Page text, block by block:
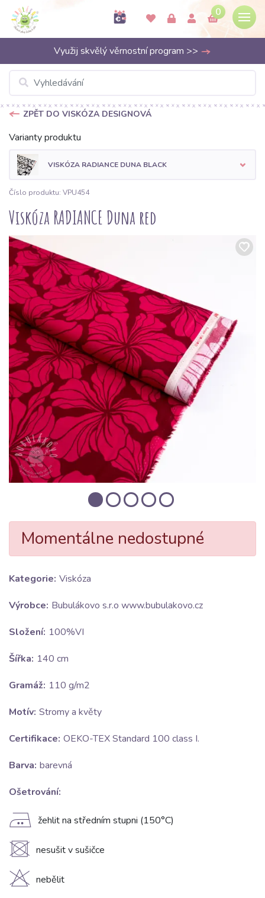
0
Využij skvělý věrnostní program >>
ZPĚT DO VISKÓZA DESIGNOVÁ
Varianty produktu
VISKÓZA RADIANCE DUNA BLACK
Číslo produktu: VPU454
Viskóza RADIANCE Duna red
Momentálne nedostupné
Kategorie: Viskóza
Výrobce: Bubulákovo s.r.o www.bubulakovo.cz
Složení: 100%VI
Šířka: 140 cm
Gramáž: 110 g/m2
Motív: Stromy a květy
Certifikace: OEKO-TEX Standard 100 class I.
Barva: barevná
Ošetrování:
E žehlit na středním stupni (150°C)
U nesušit v sušičce
H nebělit